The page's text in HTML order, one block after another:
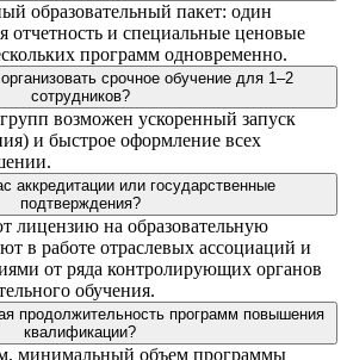
образовательный пакет: один
отчетность и специальные ценовые
программ одновременно.
срочное обучение для 1–2
сотрудников?
возможен ускоренный запуск
и быстрое оформление всех
аккредитации или государственные
подтверждения?
лицензию на образовательную
в работе отраслевых ассоциаций и
от ряда контролирующих органов
обучения.
продолжительность программ повышения
квалификации?
минимальный объем программы